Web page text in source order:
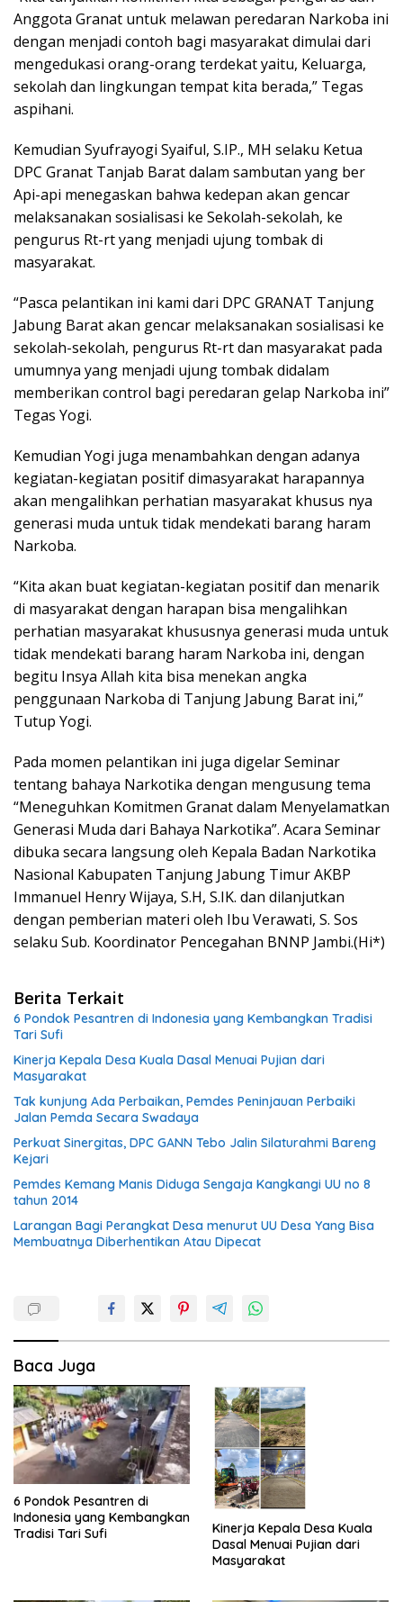
Anggota Granat untuk melawan peredaran Narkoba ini
dengan menjadi contoh bagi masyarakat dimulai dari
mengedukasi orang-orang terdekat yaitu, Keluarga,
sekolah dan lingkungan tempat kita berada,” Tegas
aspihani.
Kemudian Syufrayogi Syaiful, S.IP., MH selaku Ketua
DPC Granat Tanjab Barat dalam sambutan yang ber
Api-api menegaskan bahwa kedepan akan gencar
melaksanakan sosialisasi ke Sekolah-sekolah, ke
pengurus Rt-rt yang menjadi ujung tombak di
masyarakat.
“Pasca pelantikan ini kami dari DPC GRANAT Tanjung
Jabung Barat akan gencar melaksanakan sosialisasi ke
sekolah-sekolah, pengurus Rt-rt dan masyarakat pada
umumnya yang menjadi ujung tombak didalam
memberikan control bagi peredaran gelap Narkoba ini”
Tegas Yogi.
Kemudian Yogi juga menambahkan dengan adanya
kegiatan-kegiatan positif dimasyarakat harapannya
akan mengalihkan perhatian masyarakat khusus nya
generasi muda untuk tidak mendekati barang haram
Narkoba.
“Kita akan buat kegiatan-kegiatan positif dan menarik
di masyarakat dengan harapan bisa mengalihkan
perhatian masyarakat khususnya generasi muda untuk
tidak mendekati barang haram Narkoba ini, dengan
begitu Insya Allah kita bisa menekan angka
penggunaan Narkoba di Tanjung Jabung Barat ini,”
Tutup Yogi.
Pada momen pelantikan ini juga digelar Seminar
tentang bahaya Narkotika dengan mengusung tema
“Meneguhkan Komitmen Granat dalam Menyelamatkan
Generasi Muda dari Bahaya Narkotika”. Acara Seminar
dibuka secara langsung oleh Kepala Badan Narkotika
Nasional Kabupaten Tanjung Jabung Timur AKBP
Immanuel Henry Wijaya, S.H, S.IK. dan dilanjutkan
dengan pemberian materi oleh Ibu Verawati, S. Sos
selaku Sub. Koordinator Pencegahan BNNP Jambi.(Hi*)
Berita Terkait
6 Pondok Pesantren di Indonesia yang Kembangkan Tradisi
Tari Sufi
Kinerja Kepala Desa Kuala Dasal Menuai Pujian dari
Masyarakat
Tak kunjung Ada Perbaikan, Pemdes Peninjauan Perbaiki
Jalan Pemda Secara Swadaya
Perkuat Sinergitas, DPC GANN Tebo Jalin Silaturahmi Bareng
Kejari
Pemdes Kemang Manis Diduga Sengaja Kangkangi UU no 8
tahun 2014
Larangan Bagi Perangkat Desa menurut UU Desa Yang Bisa
Membuatnya Diberhentikan Atau Dipecat
Baca Juga
6 Pondok Pesantren di
Indonesia yang Kembangkan
Tradisi Tari Sufi
Kinerja Kepala Desa Kuala
Dasal Menuai Pujian dari
Masyarakat